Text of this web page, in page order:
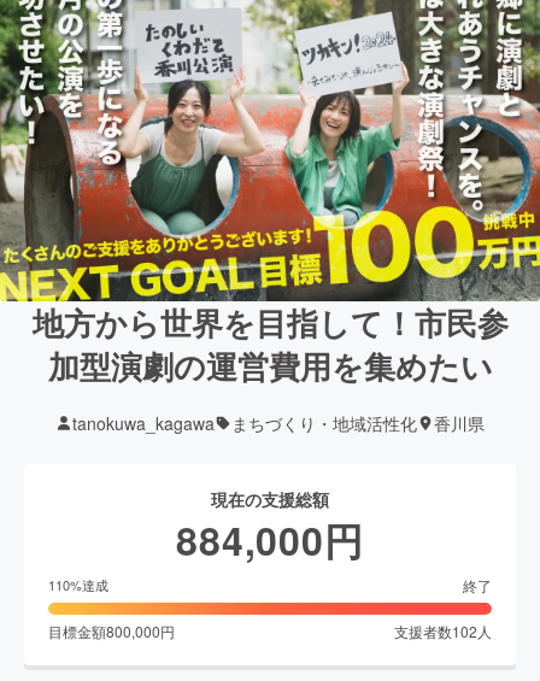
地方から世界を目指して！市民参
加型演劇の運営費用を集めたい
tanokuwa_kagawa まちづくり・地域活性化 香川県
現在の支援総額
884,000円
110%達成 終了
目標金額800,000円 支援者数102 人